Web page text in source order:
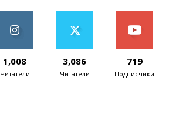
1,008
Читатели
3,086
Читатели
719
Подписчики